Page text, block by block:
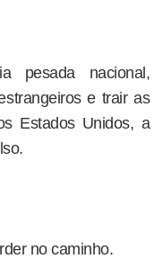
pesada nacional,
e trair as
Estados Unidos, a
no caminho.